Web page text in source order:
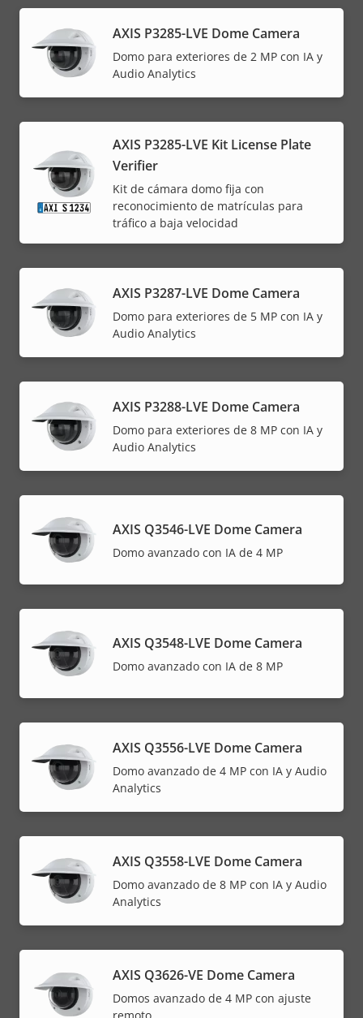
AXIS P3285-LVE Dome Camera
Domo para exteriores de 2 MP con IA y
Audio Analytics
AXIS P3285-LVE Kit License Plate
Verifier
Kit de cámara domo fija con
reconocimiento de matrículas para
tráfico a baja velocidad
AXIS P3287-LVE Dome Camera
Domo para exteriores de 5 MP con IA y
Audio Analytics
AXIS P3288-LVE Dome Camera
Domo para exteriores de 8 MP con IA y
Audio Analytics
AXIS Q3546-LVE Dome Camera
Domo avanzado con IA de 4 MP
AXIS Q3548-LVE Dome Camera
Domo avanzado con IA de 8 MP
AXIS Q3556-LVE Dome Camera
Domo avanzado de 4 MP con IA y Audio
Analytics
AXIS Q3558-LVE Dome Camera
Domo avanzado de 8 MP con IA y Audio
Analytics
AXIS Q3626-VE Dome Camera
Domos avanzado de 4 MP con ajuste